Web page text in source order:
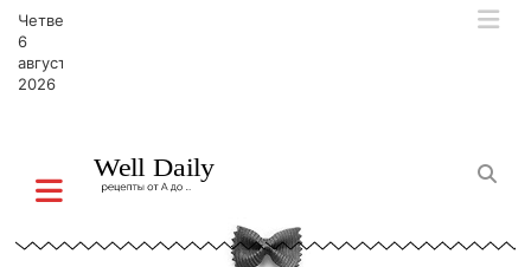
Четверг,
6
августа,
2026